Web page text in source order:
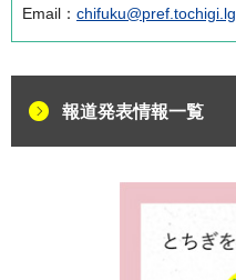
Email：
報道発表情報一覧